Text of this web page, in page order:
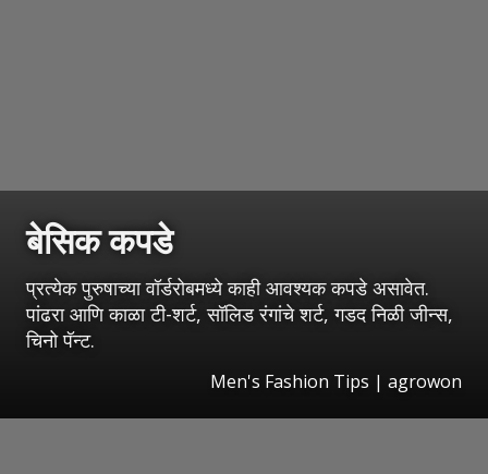
बेसिक कपडे
प्रत्येक पुरुषाच्या वॉर्डरोबमध्ये काही आवश्यक कपडे असावेत.
पांढरा आणि काळा टी-शर्ट, सॉलिड रंगांचे शर्ट, गडद निळी जीन्स,
चिनो पॅन्ट.
Men's Fashion Tips | agrowon